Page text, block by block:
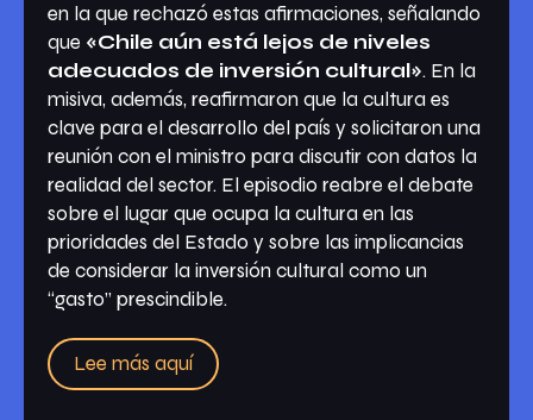
en la que rechazó estas afirmaciones, señalando
que «Chile aún está lejos de niveles
adecuados de inversión cultural». En la
misiva, además, reafirmaron que la cultura es
clave para el desarrollo del país y solicitaron una
reunión con el ministro para discutir con datos la
realidad del sector. El episodio reabre el debate
sobre el lugar que ocupa la cultura en las
prioridades del Estado y sobre las implicancias
de considerar la inversión cultural como un
“gasto” prescindible.
Lee más aquí